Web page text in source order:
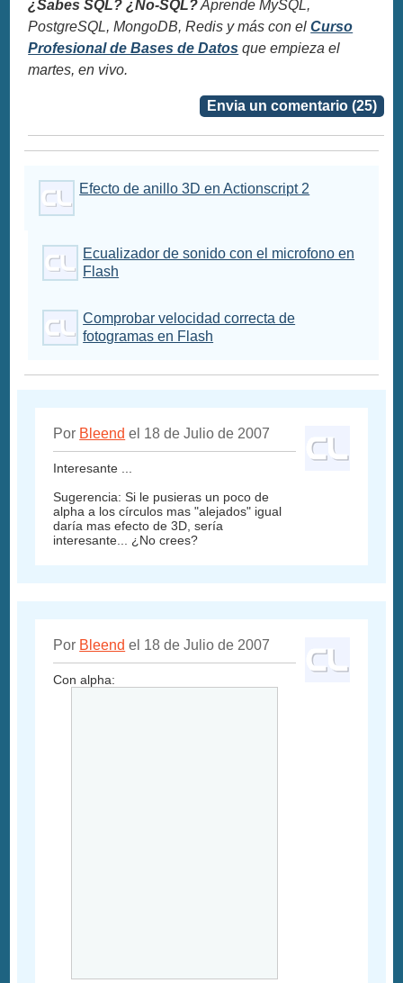
¿Sabes SQL? ¿No-SQL?Aprende MySQL,
PostgreSQL, MongoDB, Redis y más con elCurso
Profesional de Bases de Datos que empieza el
martes, en vivo.
Envia un comentario (25)
Efecto de anillo 3D en Actionscript 2
Ecualizador de sonido con el microfono en
Flash
Comprobar velocidad correcta de
fotogramas en Flash
Por Bleend el 18 de Julio de 2007
Interesante ...
Sugerencia: Si le pusieras un poco de
alpha a los círculos mas "alejados" igual
daría mas efecto de 3D, sería
interesante... ¿No crees?
Por Bleend el 18 de Julio de 2007
Con alpha: